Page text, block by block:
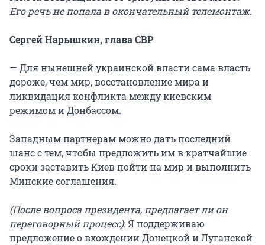
Его речь не попала в окончательный телемонтаж.
Сергей Нарышкин, глава СВР
— Для нынешней украинской власти сама власть
дороже, чем мир, восстановление мира и
ликвидация конфликта между киевским
режимом и Донбассом.
Западным партнерам можно дать последний
шанс с тем, чтобы предложить им в кратчайшие
сроки заставить Киев пойти на мир и выполнить
Минские соглашения.
(После вопроса президента, предлагает ли он
переговорный процесс): Я поддерживаю
предложение о вхождении Донецкой и Луганской